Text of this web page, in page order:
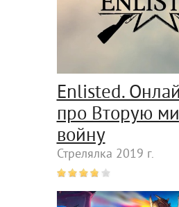
Enlisted.
про Вторую
войну
Стрелялка 2019 г.